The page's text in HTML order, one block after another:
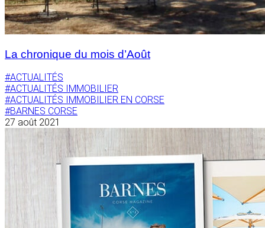
La chronique du mois d’Août
#ACTUALITÉS
#ACTUALITÉS IMMOBILIER
#ACTUALITÉS IMMOBILIER EN CORSE
#BARNES CORSE
27 août 2021